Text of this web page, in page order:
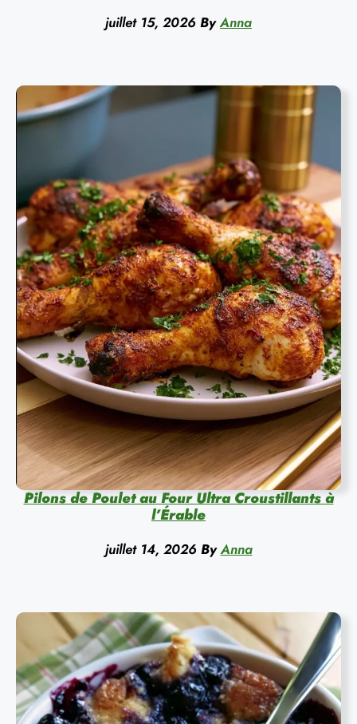
juillet 15, 2026 By Anna
Pilons de Poulet au Four Ultra Croustillants à
l’Érable
juillet 14, 2026 By Anna